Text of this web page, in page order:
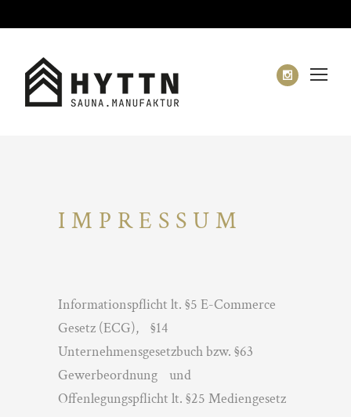
IMPRESSUM
Informationspflicht lt. §5 E-Commerce
Gesetz (ECG), §14
Unternehmensgesetzbuch bzw. §63
Gewerbeordnung und
Offenlegungspflicht lt. §25 Mediengesetz